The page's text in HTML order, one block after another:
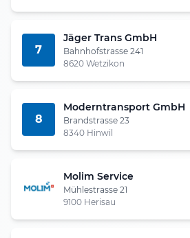
7
Jäger Trans GmbH
Bahnhofstrasse 241
8620 Wetzikon
8
Moderntransport GmbH
Brandstrasse 23
8340 Hinwil
Molim Service
Mühlestrasse 21
9100 Herisau